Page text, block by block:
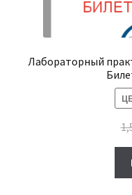
Лабораторный